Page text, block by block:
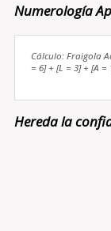
Numerología
Cálculo: Fraigola
= 6] + [L = 3] + [A =
Hereda la